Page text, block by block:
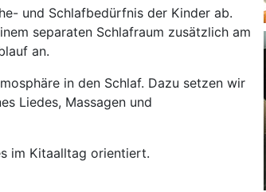
und Schlafbedürfnis der Kinder ab.
separaten Schlafraum zusätzlich am
an.
in den Schlaf. Dazu setzen wir
Liedes, Massagen und
im Kitaalltag orientiert.